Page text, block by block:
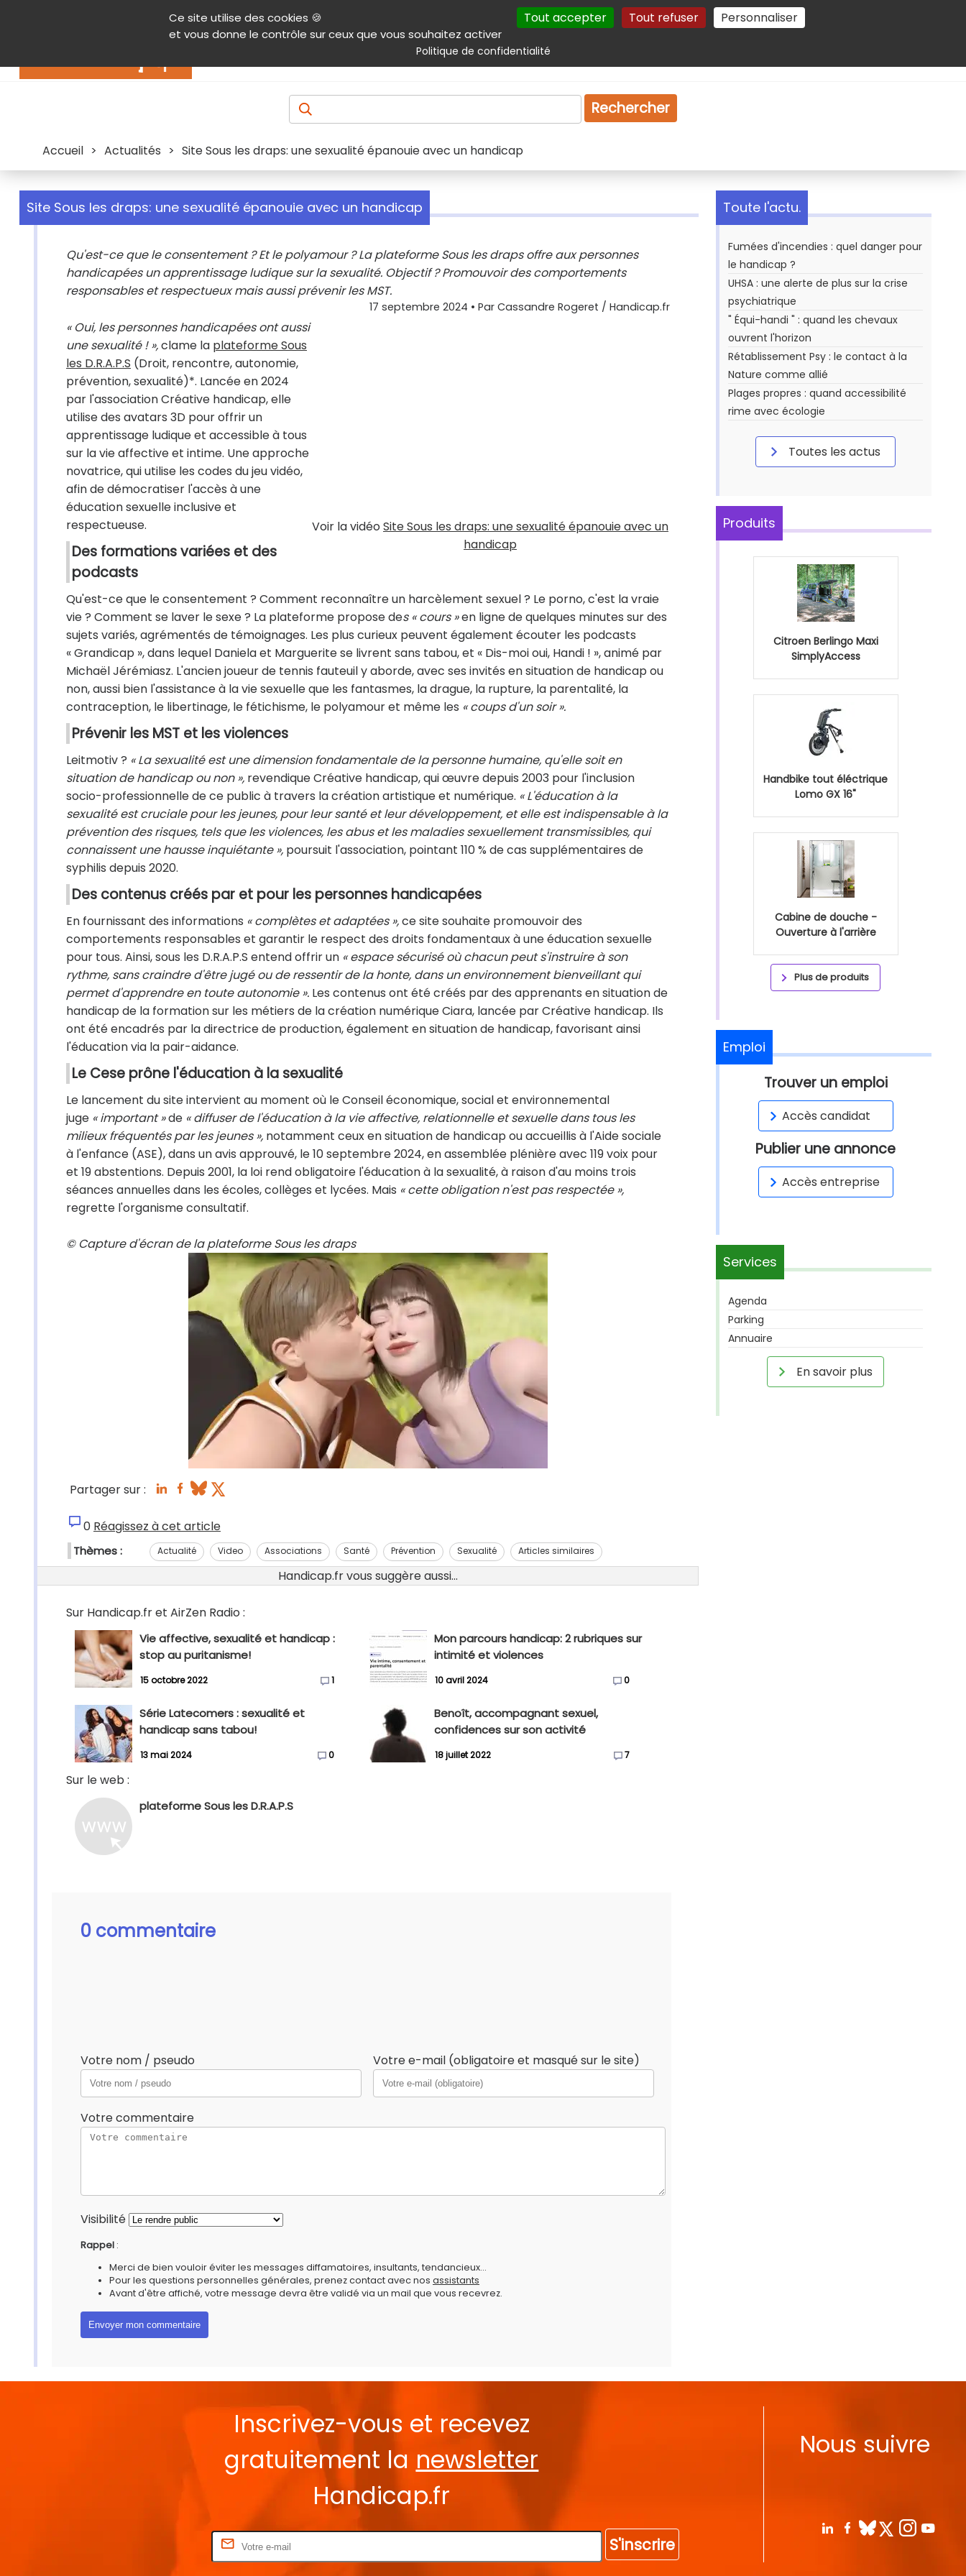
Ce site utilise des cookies 🍪
et vous donne le contrôle sur ceux que vous souhaitez activer
Tout accepter Tout refuser Personnaliser
Politique de confidentialité
Contenu Aide et accessibilité Menu principal Autres services Plan du site Gestion des cookies
Produits & services Emploi Droit
Rechercher
Accueil > Actualités > Site Sous les draps: une sexualité épanouie avec un handicap
Site Sous les draps: une sexualité épanouie avec un handicap
Qu'est-ce que le consentement ? Et le polyamour ? La plateforme Sous les draps offre aux personnes
handicapées un apprentissage ludique sur la sexualité. Objectif ? Promouvoir des comportements
responsables et respectueux mais aussi prévenir les MST.
17 septembre 2024 • Par Cassandre Rogeret / Handicap.fr
Voir la vidéo Site Sous les draps: une sexualité épanouie avec un
handicap
« Oui, les personnes handicapées ont aussi
une sexualité ! »,clame la plateforme Sous
les D.R.A.P.S (Droit, rencontre, autonomie,
prévention, sexualité)*. Lancée en 2024
par l'association Créative handicap, elle
utilise des avatars 3D pour offrir un
apprentissage ludique et accessible à tous
sur la vie affective et intime. Une approche
novatrice, qui utilise les codes du jeu vidéo,
afin de démocratiser l'accès à une
éducation sexuelle inclusive et
respectueuse.
Des formations variées et des
podcasts
Qu'est-ce que le consentement ? Comment reconnaître un harcèlement sexuel ? Le porno, c'est la vraie
vie ? Comment se laver le sexe ? La plateforme propose des « cours »en ligne de quelques minutes sur des
sujets variés, agrémentés de témoignages. Les plus curieux peuvent également écouter les podcasts
« Grandicap », dans lequel Daniela et Marguerite se livrent sans tabou, et « Dis-moi oui, Handi ! », animé par
Michaël Jérémiasz. L'ancien joueur de tennis fauteuil y aborde, avec ses invités en situation de handicap ou
non, aussi bien l'assistance à la vie sexuelle que les fantasmes, la drague, la rupture, la parentalité, la
contraception, le libertinage, le fétichisme, le polyamour et même les « coups d'un soir ».
Prévenir les MST et les violences
Leitmotiv ? « La sexualité est une dimension fondamentale de la personne humaine, qu'elle soit en
situation de handicap ou non », revendique Créative handicap, qui œuvre depuis 2003 pour l'inclusion
socio-professionnelle de ce public à travers la création artistique et numérique. « L'éducation à la
sexualité est cruciale pour les jeunes, pour leur santé et leur développement, et elle est indispensable à la
prévention des risques, tels que les violences, les abus et les maladies sexuellement transmissibles, qui
connaissent une hausse inquiétante », poursuit l'association, pointant 110 % de cas supplémentaires de
syphilis depuis 2020.
Des contenus créés par et pour les personnes handicapées
En fournissant des informations « complètes et adaptées »,ce site souhaite promouvoir des
comportements responsables et garantir le respect des droits fondamentaux à une éducation sexuelle
pour tous. Ainsi, sous les D.R.A.P.S entend offrir un « espace sécurisé où chacun peut s'instruire à son
rythme, sans craindre d'être jugé ou de ressentir de la honte, dans un environnement bienveillant qui
permet d'apprendre en toute autonomie ». Les contenus ont été créés par des apprenants en situation de
handicap de la formation sur les métiers de la création numérique Ciara, lancée par Créative handicap. Ils
ont été encadrés par la directrice de production, également en situation de handicap, favorisant ainsi
l'éducation via la pair-aidance.
Le Cese prône l'éducation à la sexualité
Le lancement du site intervient au moment où le Conseil économique, social et environnemental
juge « important »de « diffuser de l'éducation à la vie affective, relationnelle et sexuelle dans tous les
milieux fréquentés par les jeunes », notamment ceux en situation de handicap ou accueillis à l'Aide sociale
à l'enfance (ASE), dans un avis approuvé, le 10 septembre 2024, en assemblée plénière avec 119 voix pour
et 19 abstentions. Depuis 2001, la loi rend obligatoire l'éducation à la sexualité, à raison d'au moins trois
séances annuelles dans les écoles, collèges et lycées. Mais « cette obligation n'est pas respectée »,
regrette l'organisme consultatif.
© Capture d'écran de la plateforme Sous les draps
Partager sur :
0 Réagissez à cet article
Thèmes : Actualité Video Associations Santé Prévention Sexualité Articles similaires
Handicap.fr vous suggère aussi...
Sur Handicap.fr et AirZen Radio :
Vie affective, sexualité et handicap :
stop au puritanisme!
15 octobre 2022 1
Mon parcours handicap: 2 rubriques sur
intimité et violences
10 avril 2024 0
Série Latecomers : sexualité et
handicap sans tabou!
13 mai 2024 0
Benoît, accompagnant sexuel,
confidences sur son activité
18 juillet 2022 7
Sur le web :
plateforme Sous les D.R.A.P.S
0 commentaire
Votre nom / pseudo Votre e-mail (obligatoire et masqué sur le site)
Votre commentaire
Visibilité
Rappel :
Merci de bien vouloir éviter les messages diffamatoires, insultants, tendancieux...
Pour les questions personnelles générales, prenez contact avec nos assistants
Avant d'être affiché, votre message devra être validé via un mail que vous recevrez.
Toute l'actu.
Fumées d'incendies : quel danger pour
le handicap ?
UHSA : une alerte de plus sur la crise
psychiatrique
" Équi-handi " : quand les chevaux
ouvrent l'horizon
Rétablissement Psy : le contact à la
Nature comme allié
Plages propres : quand accessibilité
rime avec écologie
Toutes les actus
Produits
Citroen Berlingo Maxi
SimplyAccess
Handbike tout éléctrique
Lomo GX 16"
Cabine de douche -
Ouverture à l'arrière
Plus de produits
Emploi
Trouver un emploi
Accès candidat
Publier une annonce
Accès entreprise
Services
Agenda
Parking
Annuaire
En savoir plus
Inscrivez-vous et recevez
gratuitement la newsletter
Handicap.fr
S'inscrire
Nous suivre